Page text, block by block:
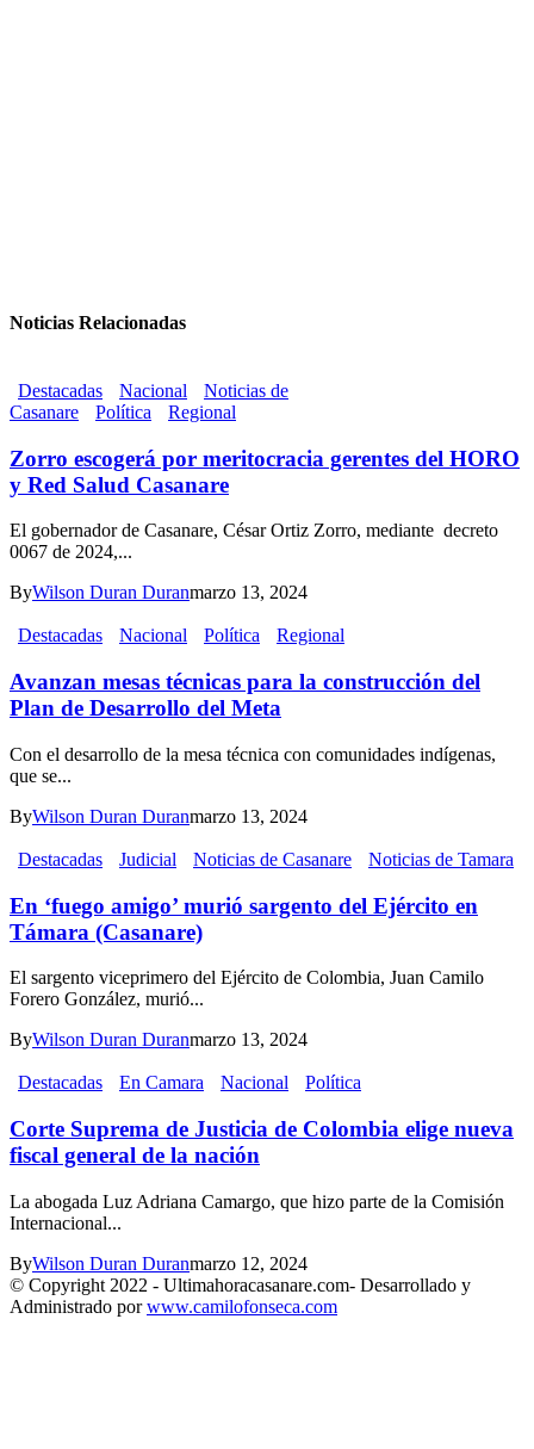
Noticias Relacionadas
Destacadas Nacional
Noticias de
Casanare
Política Regional
Zorro escogerá por meritocracia gerentes del HORO
y Red Salud Casanare
El gobernador de Casanare, César Ortiz Zorro, mediante decreto
0067 de 2024,...
ByWilson Duran Duranmarzo 13, 2024
Destacadas Nacional Política Regional
Avanzan mesas técnicas para la construcción del
Plan de Desarrollo del Meta
Con el desarrollo de la mesa técnica con comunidades indígenas,
que se...
ByWilson Duran Duranmarzo 13, 2024
Destacadas Judicial Noticias de Casanare Noticias de Tamara
En ‘fuego amigo’ murió sargento del Ejército en
Támara (Casanare)
El sargento viceprimero del Ejército de Colombia, Juan Camilo
Forero González, murió...
ByWilson Duran Duranmarzo 13, 2024
Destacadas En Camara Nacional Política
Corte Suprema de Justicia de Colombia elige nueva
fiscal general de la nación
La abogada Luz Adriana Camargo, que hizo parte de la Comisión
Internacional...
ByWilson Duran Duranmarzo 12, 2024
© Copyright 2022 - Ultimahoracasanare.com- Desarrollado y
Administrado porwww.camilofonseca.com